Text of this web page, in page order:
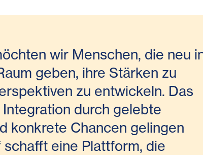
wir Menschen, die neu
geben, ihre Stärken zu
zu entwickeln. Das
durch gelebte
konkrete Chancen gelingen
schafft eine Plattform, die